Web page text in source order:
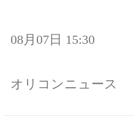
08月07日 15:30
オリコンニュース